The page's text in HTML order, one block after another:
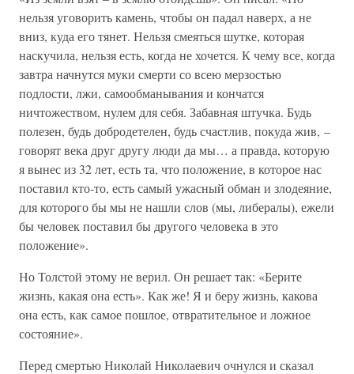
нельзя уговорить камень, чтобы он падал наверх, а не
вниз, куда его тянет. Нельзя смеяться шутке, которая
наскучила, нельзя есть, когда не хочется. К чему все, когда
завтра начнутся муки смерти со всею мерзостью
подлости, лжи, самообманывания и кончатся
ничтожеством, нулем для себя. Забавная штучка. Будь
полезен, будь добродетелен, будь счастлив, покуда жив, –
говорят века друг другу люди да мы… а правда, которую
я вынес из 32 лет, есть та, что положение, в которое нас
поставил кто-то, есть самый ужасный обман и злодеяние,
для которого бы мы не нашли слов (мы, либералы), ежели
бы человек поставил бы другого человека в это
положение».
Но Толстой этому не верил. Он решает так: «Берите
жизнь, какая она есть». Как же! Я и беру жизнь, какова
она есть, как самое пошлое, отвратительное и ложное
состояние».
Перед смертью Николай Николаевич очнулся и сказал